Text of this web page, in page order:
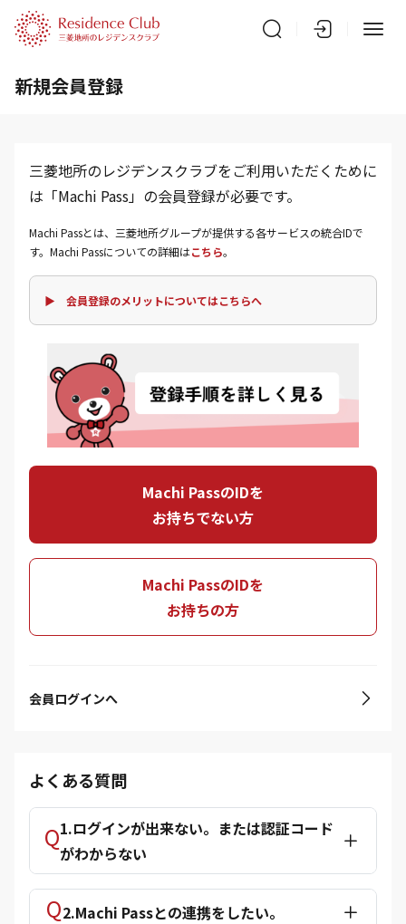
新規会員登録
三菱地所のレジデンスクラブをご利用いただくために
は「Machi Pass」の会員登録が必要です。
Machi Passとは、三菱地所グループが提供する各サービスの統合IDで
す。Machi Passについての詳細はこちら。
▶ 会員登録のメリットについてはこちらへ
Machi PassのIDを
お持ちでない方
Machi PassのIDを
お持ちの方
会員ログインへ
よくある質問
1.ログインが出来ない。または認証コード
がわからない
2.Machi Passとの連携をしたい。